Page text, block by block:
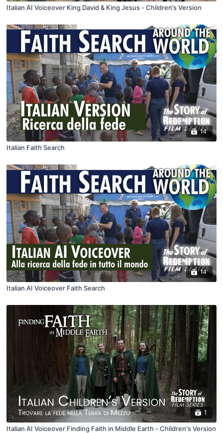
Italian AI Voiceover King David & King Jesus - Children’s Version
14
Italian Faith Search
14
Italian AI Voiceover Faith Search
1
Italian AI Voiceover Finding Faith in Middle Earth - Children's Version